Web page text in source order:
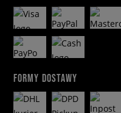
FORMY DOSTAWY